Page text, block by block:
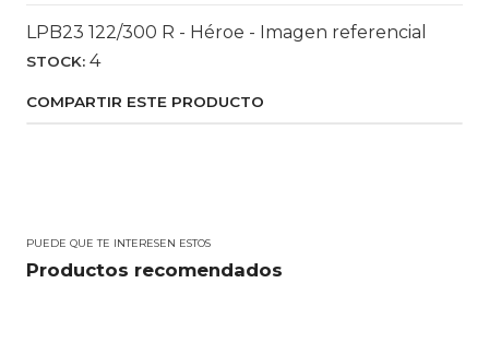
LPB23 122/300 R - Héroe - Imagen referencial
STOCK: 4
COMPARTIR ESTE PRODUCTO
PUEDE QUE TE INTERESEN ESTOS
Productos recomendados